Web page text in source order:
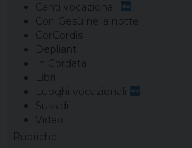
Canti vocazionali
Con Gesù nella notte
CorCordis
Depliant
In Cordata
Libri
Luoghi vocazionali
Sussidi
Video
Rubriche